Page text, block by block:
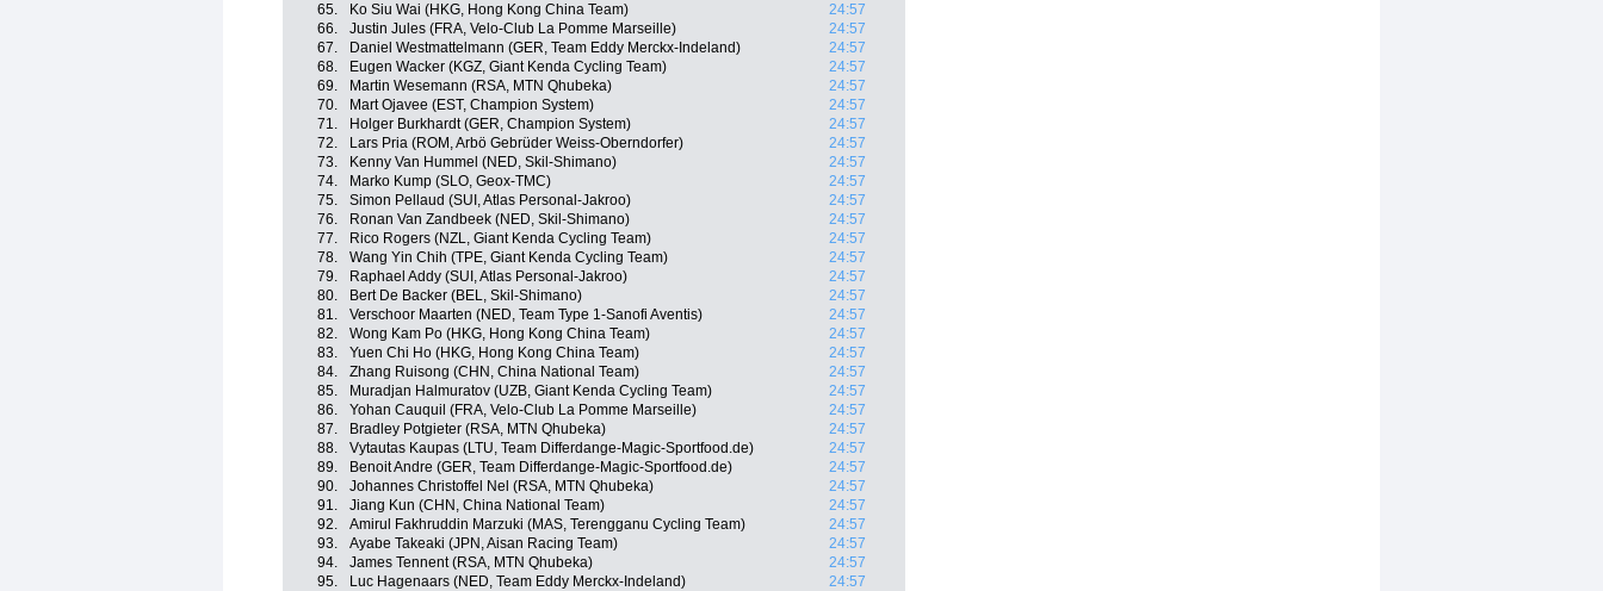
65.
Ko Siu Wai (HKG, Hong Kong China Team)
24:57
66.
Justin Jules (FRA, Velo-Club La Pomme Marseille)
24:57
67.
Daniel Westmattelmann (GER, Team Eddy Merckx-Indeland)
24:57
68.
Eugen Wacker (KGZ, Giant Kenda Cycling Team)
24:57
69.
Martin Wesemann (RSA, MTN Qhubeka)
24:57
70.
Mart Ojavee (EST, Champion System)
24:57
71.
Holger Burkhardt (GER, Champion System)
24:57
72.
Lars Pria (ROM, Arbö Gebrüder Weiss-Oberndorfer)
24:57
73.
Kenny Van Hummel (NED, Skil-Shimano)
24:57
74.
Marko Kump (SLO, Geox-TMC)
24:57
75.
Simon Pellaud (SUI, Atlas Personal-Jakroo)
24:57
76.
Ronan Van Zandbeek (NED, Skil-Shimano)
24:57
77.
Rico Rogers (NZL, Giant Kenda Cycling Team)
24:57
78.
Wang Yin Chih (TPE, Giant Kenda Cycling Team)
24:57
79.
Raphael Addy (SUI, Atlas Personal-Jakroo)
24:57
80.
Bert De Backer (BEL, Skil-Shimano)
24:57
81.
Verschoor Maarten (NED, Team Type 1-Sanofi Aventis)
24:57
82.
Wong Kam Po (HKG, Hong Kong China Team)
24:57
83.
Yuen Chi Ho (HKG, Hong Kong China Team)
24:57
84.
Zhang Ruisong (CHN, China National Team)
24:57
85.
Muradjan Halmuratov (UZB, Giant Kenda Cycling Team)
24:57
86.
Yohan Cauquil (FRA, Velo-Club La Pomme Marseille)
24:57
87.
Bradley Potgieter (RSA, MTN Qhubeka)
24:57
88.
Vytautas Kaupas (LTU, Team Differdange-Magic-Sportfood.de)
24:57
89.
Benoit Andre (GER, Team Differdange-Magic-Sportfood.de)
24:57
90.
Johannes Christoffel Nel (RSA, MTN Qhubeka)
24:57
91.
Jiang Kun (CHN, China National Team)
24:57
92.
Amirul Fakhruddin Marzuki (MAS, Terengganu Cycling Team)
24:57
93.
Ayabe Takeaki (JPN, Aisan Racing Team)
24:57
94.
James Tennent (RSA, MTN Qhubeka)
24:57
95.
Luc Hagenaars (NED, Team Eddy Merckx-Indeland)
24:57